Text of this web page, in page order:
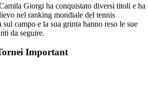
Giorgi ha conquistato diversi titoli e ha
nel ranking mondiale del tennis
campo e la sua grinta hanno reso le sue
da seguire.
Important